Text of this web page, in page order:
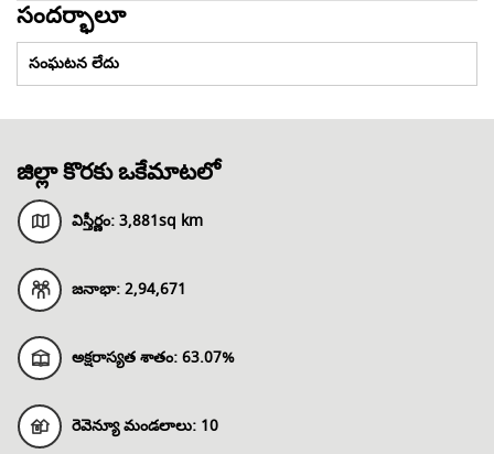
సందర్భాలూ
సంఘటన లేదు
జిల్లా కొరకు ఒకేమాటలో
విస్తీర్ణం: 3,881sq km
జనాభా:2,94,671
అక్షరాస్యత శాతం:63.07%
రెవెన్యూ మండలాలు: 10